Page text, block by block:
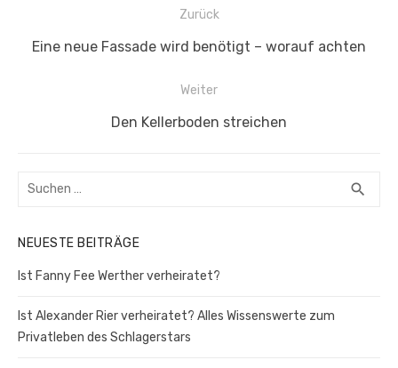
Beitragsnavigation
Zurück
Vorheriger
Eine neue Fassade wird benötigt – worauf achten
Weiter
Nächster
Den Kellerboden streichen
Suchen
search
NEUESTE BEITRÄGE
Ist Fanny Fee Werther verheiratet?
Ist Alexander Rier verheiratet? Alles Wissenswerte zum
Privatleben des Schlagerstars